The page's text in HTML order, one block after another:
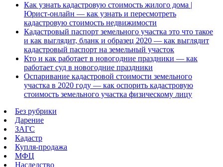
Как узнать кадастровую стоимость жилого дома |
Юрист-онлайн — как узнать и пересмотреть
кадастровую стоимость недвижимости
Кадастровый паспорт земельного участка это что такое
и как выглядит, бланк и образец 2020 — как выглядит
кадастровый паспорт на земельный участок
Кто и как работает в новогодние праздники — как
работает суд в новогодние праздники
Оспаривание кадастровой стоимости земельного
участка в 2020 году — как оспорить кадастровую
стоимость земельного участка физическому лицу
Без рубрики
Дарение
ЗАГС
Кадастр
Купля-продажа
МФЦ
Наследство